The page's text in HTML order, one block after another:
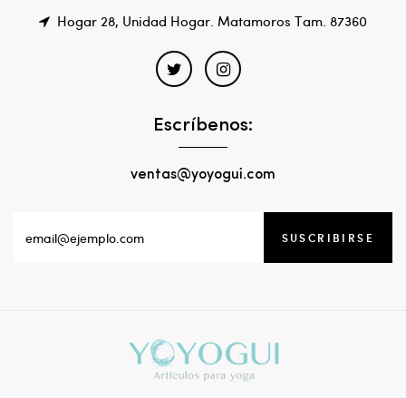
Hogar 28, Unidad Hogar. Matamoros Tam. 87360
Escríbenos:
ventas@yoyogui.com
SUSCRIBIRSE